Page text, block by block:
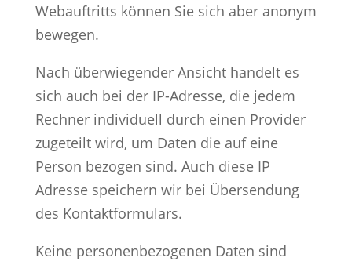
Webauftritts können Sie sich aber anonym
bewegen.
Nach überwiegender Ansicht handelt es
sich auch bei der IP-Adresse, die jedem
Rechner individuell durch einen Provider
zugeteilt wird, um Daten die auf eine
Person bezogen sind. Auch diese IP
Adresse speichern wir bei Übersendung
des Kontaktformulars.
Keine personenbezogenen Daten sind